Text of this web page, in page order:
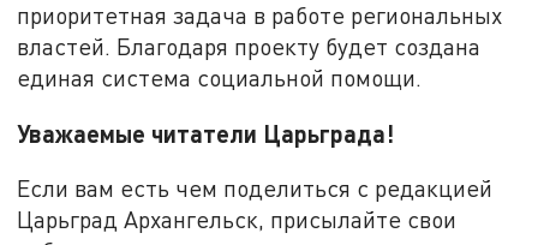
приоритетная задача в работе региональных
властей. Благодаря проекту будет создана
единая система социальной помощи.
Уважаемые читатели Царьграда!
Если вам есть чем поделиться с редакцией
Царьград Архангельск, присылайте свои